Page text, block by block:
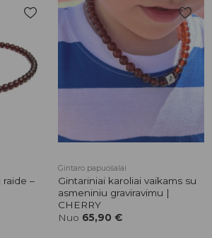
Pridėti į
patikusios
prekės
raide –
Pridėti į
patikusios
prekės
Gintaro papuošalai
Gintariniai karoliai vaikams su
asmeniniu graviravimu |
CHERRY
Nuo 65,90 €